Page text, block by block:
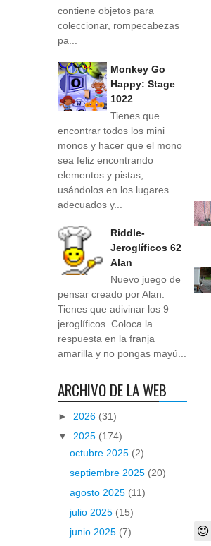
contiene objetos para
coleccionar, rompecabezas
pa...
Monkey Go
Happy: Stage
1022
Tienes que
encontrar todos los mini
monos y hacer que el mono
sea feliz encontrando
elementos y pistas,
usándolos en los lugares
adecuados y...
Riddle-
Jeroglíficos 62
Alan
Nuevo juego de
pensar creado por Alan.
Tienes que adivinar los 9
jeroglíficos. Coloca la
respuesta en la franja
amarilla y no pongas mayú...
ARCHIVO DE LA WEB
► 2026 (31)
▼ 2025 (174)
octubre 2025 (2)
septiembre 2025 (20)
agosto 2025 (11)
julio 2025 (15)
junio 2025 (7)